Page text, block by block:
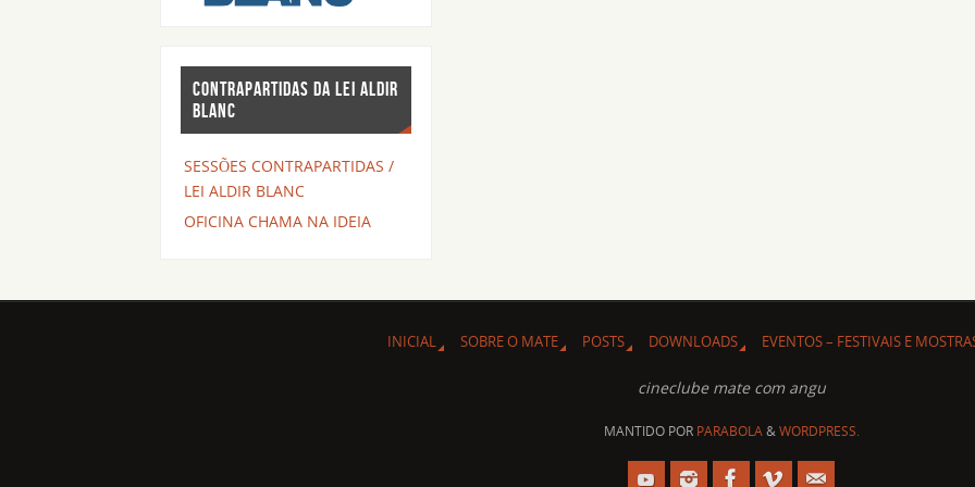
CONTRAPARTIDAS DA LEI ALDIR
BLANC
SESSÕES CONTRAPARTIDAS /
LEI ALDIR BLANC
OFICINA CHAMA NA IDEIA
INICIAL SOBRE O MATE POSTS DOWNLOADS EVENTOS – FESTIVAIS E
cineclube mate com angu
MANTIDO POR PARABOLA&WORDPRESS.